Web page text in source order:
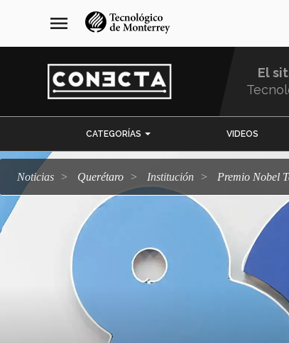
navegación
principal
menu
El
CATEGORÍAS VIDEOS
Noticias Querétaro Institución Premio